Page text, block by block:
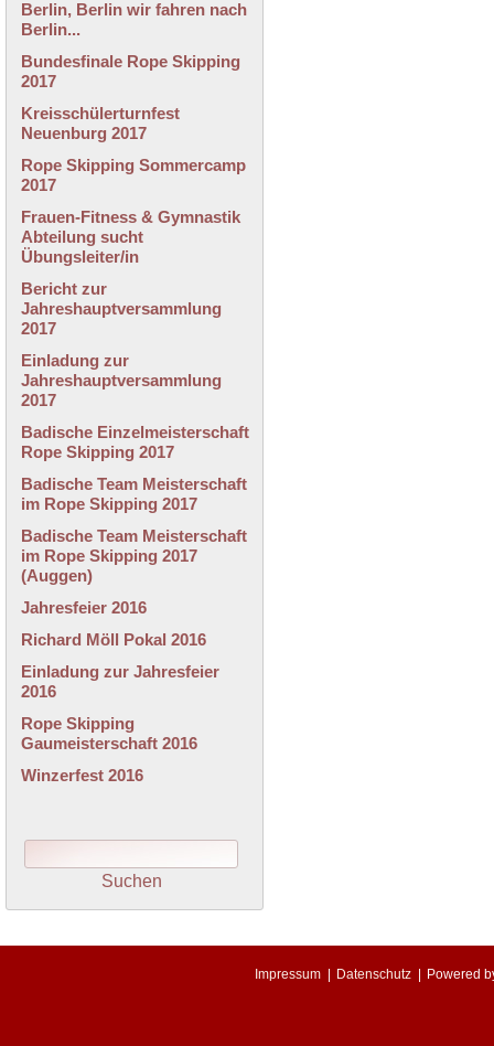
Berlin, Berlin wir fahren nach
Berlin...
Bundesfinale Rope Skipping
2017
Kreisschülerturnfest
Neuenburg 2017
Rope Skipping Sommercamp
2017
Frauen-Fitness & Gymnastik
Abteilung sucht
Übungsleiter/in
Bericht zur
Jahreshauptversammlung
2017
Einladung zur
Jahreshauptversammlung
2017
Badische Einzelmeisterschaft
Rope Skipping 2017
Badische Team Meisterschaft
im Rope Skipping 2017
Badische Team Meisterschaft
im Rope Skipping 2017
(Auggen)
Jahresfeier 2016
Richard Möll Pokal 2016
Einladung zur Jahresfeier
2016
Rope Skipping
Gaumeisterschaft 2016
Winzerfest 2016
Impressum Datenschutz Powered